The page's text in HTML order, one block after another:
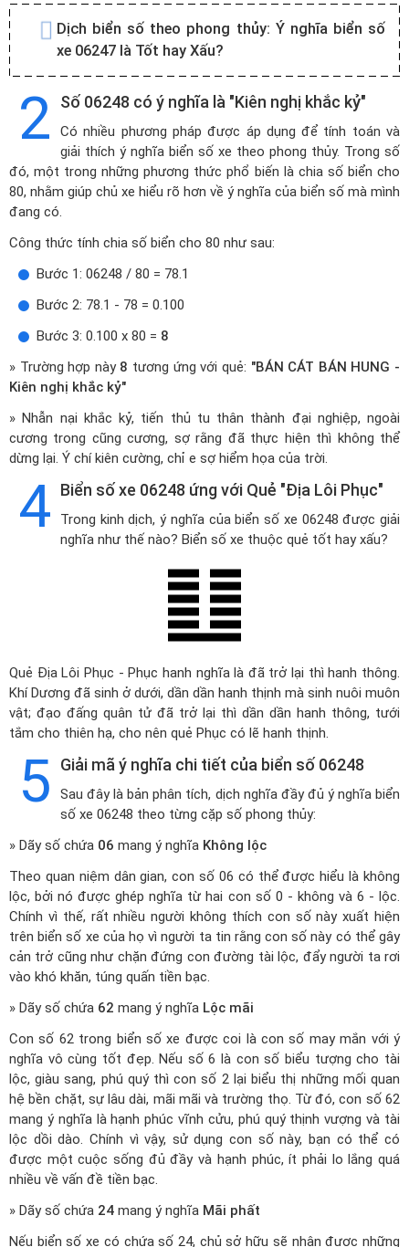
Dịch biển số theo phong thủy: Ý nghĩa biển số
xe 06247 là Tốt hay Xấu?
2 Số 06248 có ý nghĩa là "Kiên nghị khắc kỷ"
Có nhiều phương pháp được áp dụng để tính toán và
giải thích ý nghĩa biển số xe theo phong thủy. Trong số
đó, một trong những phương thức phổ biến là chia số biển cho
80, nhằm giúp chủ xe hiểu rõ hơn về ý nghĩa của biển số mà mình
đang có.
Công thức tính chia số biển cho 80 như sau:
Bước 1: 06248 / 80 = 78.1
Bước 2: 78.1 - 78 = 0.100
Bước 3: 0.100 x 80 = 8
» Trường hợp này 8 tương ứng với quẻ: "BÁN CÁT BÁN HUNG -
Kiên nghị khắc kỷ"
» Nhẫn nại khắc kỷ, tiến thủ tu thân thành đại nghiệp, ngoài
cương trong cũng cương, sợ rằng đã thực hiện thì không thể
dừng lại. Ý chí kiên cường, chỉ e sợ hiểm họa của trời.
4 Biển số xe 06248 ứng với Quẻ "Địa Lôi Phục"
Trong kinh dịch, ý nghĩa của biển số xe 06248 được giải
nghĩa như thế nào? Biển số xe thuộc quẻ tốt hay xấu?
Quẻ Địa Lôi Phục - Phục hanh nghĩa là đã trở lại thì hanh thông.
Khí Dương đã sinh ở dưới, dần dần hanh thịnh mà sinh nuôi muôn
vật; đạo đấng quân tử đã trở lại thì dần dần hanh thông, tưới
tắm cho thiên hạ, cho nên quẻ Phục có lẽ hanh thịnh.
5 Giải mã ý nghĩa chi tiết của biển số 06248
Sau đây là bản phân tích, dịch nghĩa đầy đủ ý nghĩa biển
số xe 06248 theo từng cặp số phong thủy:
» Dãy số chứa 06 mang ý nghĩa Không lộc
Theo quan niệm dân gian, con số 06 có thể được hiểu là không
lộc, bởi nó được ghép nghĩa từ hai con số 0 - không và 6 - lộc.
Chính vì thế, rất nhiều người không thích con số này xuất hiện
trên biển số xe của họ vì người ta tin rằng con số này có thể gây
cản trở cũng như chặn đứng con đường tài lộc, đẩy người ta rơi
vào khó khăn, túng quấn tiền bạc.
» Dãy số chứa 62 mang ý nghĩa Lộc mãi
Con số 62 trong biển số xe được coi là con số may mắn với ý
nghĩa vô cùng tốt đẹp. Nếu số 6 là con số biểu tượng cho tài
lộc, giàu sang, phú quý thì con số 2 lại biểu thị những mối quan
hệ bền chặt, sự lâu dài, mãi mãi và trường thọ. Từ đó, con số 62
mang ý nghĩa là hạnh phúc vĩnh cửu, phú quý thịnh vượng và tài
lộc dồi dào. Chính vì vậy, sử dụng con số này, bạn có thể có
được một cuộc sống đủ đầy và hạnh phúc, ít phải lo lắng quá
nhiều về vấn đề tiền bạc.
» Dãy số chứa 24 mang ý nghĩa Mãi phất
Nếu biển số xe có chứa số 24, chủ sở hữu sẽ nhận được những